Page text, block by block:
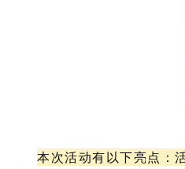
本次活动有以下亮点：